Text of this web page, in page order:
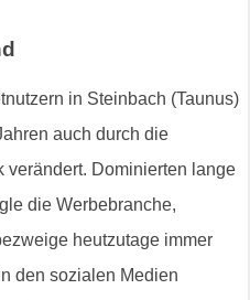
in Steinbach (Taunus)
auch durch die
verändert. Dominierten lange
die Werbebranche,
heutzutage immer
den sozialen Medien